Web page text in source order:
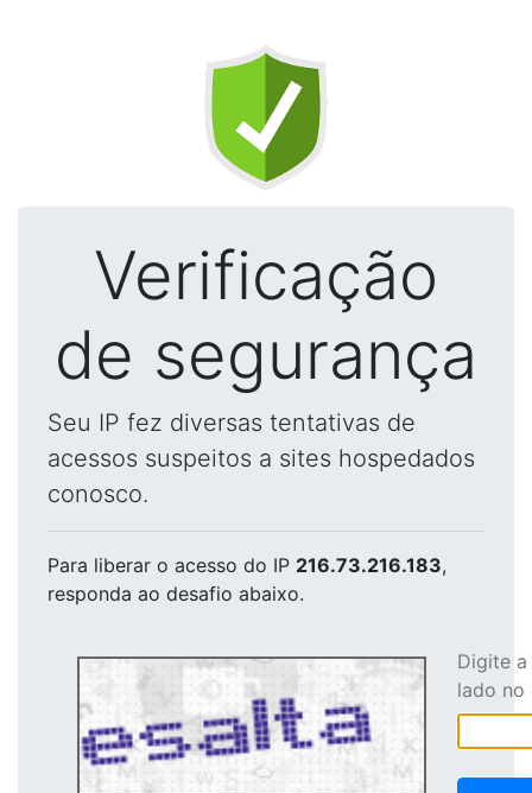
Verificação
de segurança
Seu IP fez diversas tentativas de
acessos suspeitos a sites hospedados
conosco.
Para liberar o acesso do IP 216.73.216.183,
responda ao desafio abaixo.
Digite
lado no